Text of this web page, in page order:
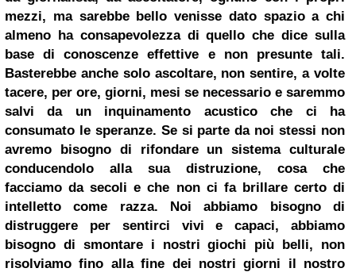
mezzi, ma sarebbe bello venisse dato spazio a chi
almeno ha consapevolezza di quello che dice sulla
base di conoscenze effettive e non presunte tali.
Basterebbe anche solo ascoltare, non sentire, a volte
tacere, per ore, giorni, mesi se necessario e saremmo
salvi da un inquinamento acustico che ci ha
consumato le speranze. Se si parte da noi stessi non
avremo bisogno di rifondare un sistema culturale
conducendolo alla sua distruzione, cosa che
facciamo da secoli e che non ci fa brillare certo di
intelletto come razza. Noi abbiamo bisogno di
distruggere per sentirci vivi e capaci, abbiamo
bisogno di smontare i nostri giochi più belli, non
risolviamo fino alla fine dei nostri giorni il nostro